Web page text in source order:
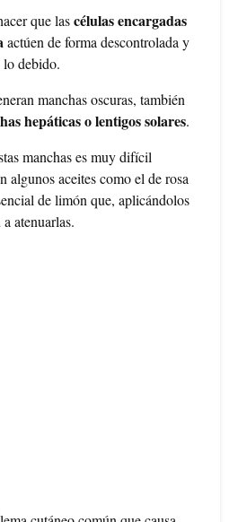
que lascélulas encargadas
actúen de forma descontrolada y
lo debido.
manchas oscuras, también
hepáticas o lentigos solares.
manchas es muy difícil
algunos aceites como el de rosa
de limón que, aplicándolos
atenuarlas.